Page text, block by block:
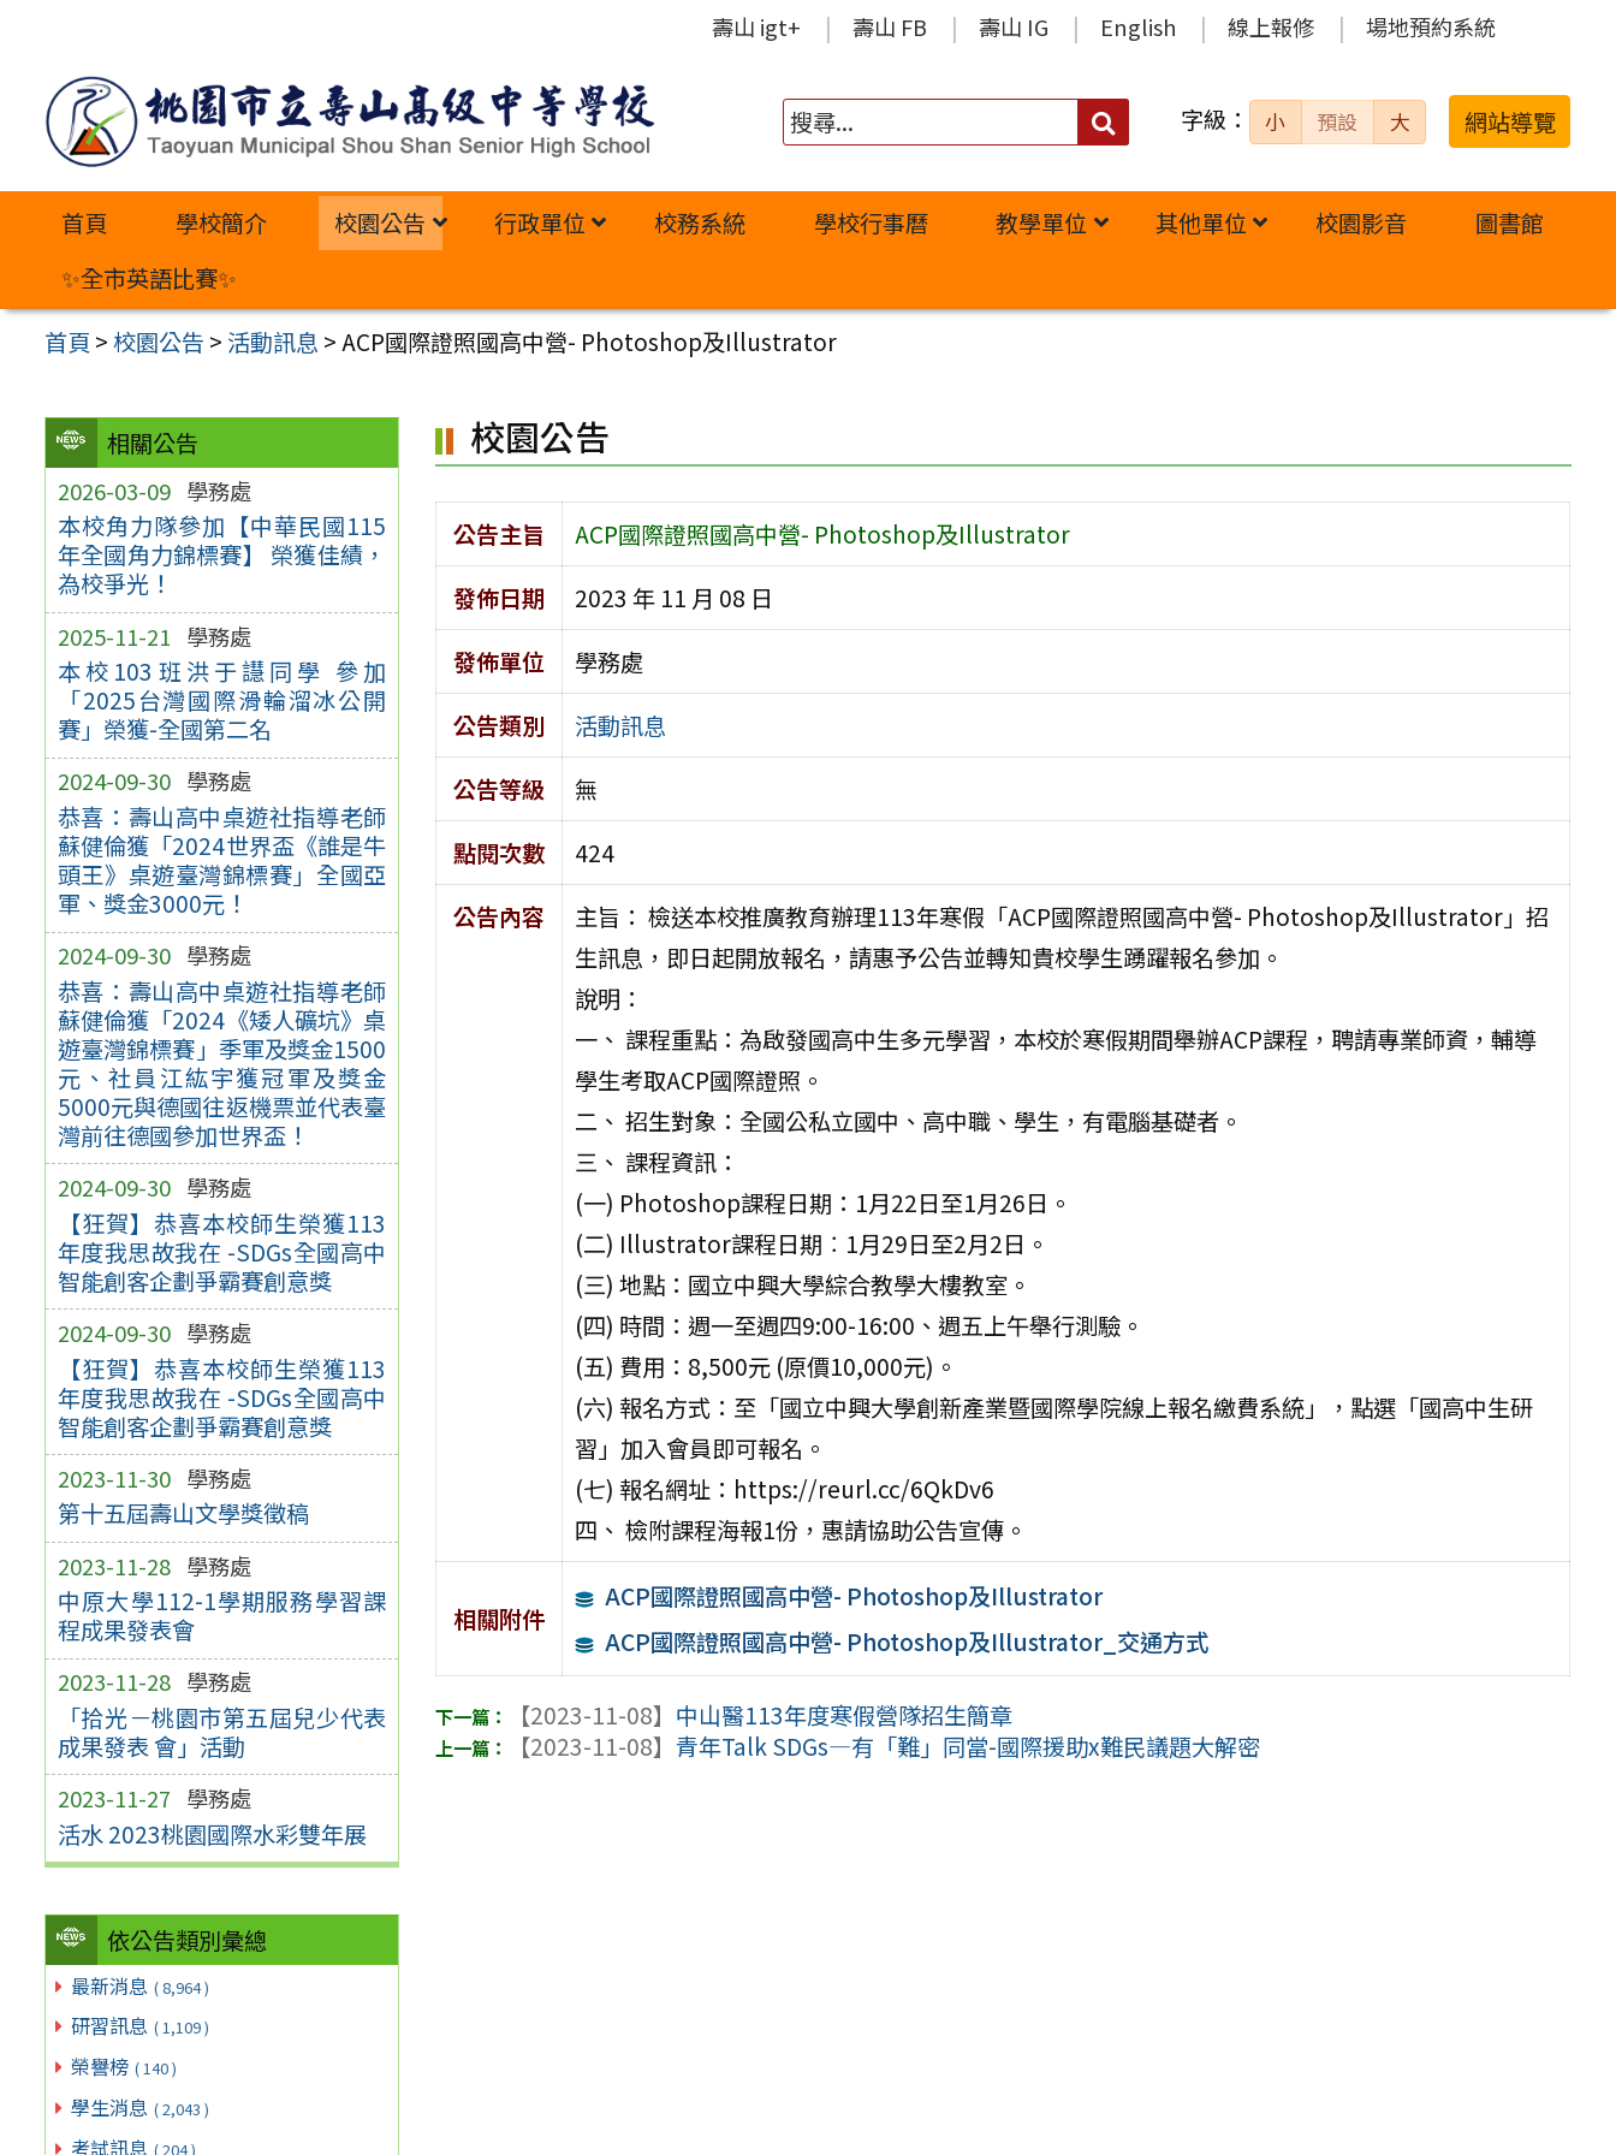
內
壽山 igt+ 壽山 FB 壽山 IG English 線上報修 場地預約系統
搜
字級： 小 預設 大 網站導覽
首頁 學校簡介 校園公告 行政單位 校務系統 學校行事曆 教學單位 其他單位 校園影音
圖書館
✨全市英語比賽✨
首頁 >校園公告 > 活動訊息 >ACP國際證照國高中營- Photoshop及Illustrator
相關公告
2026-03-09 學務處
本校角力隊參加【中華民國115
年全國角力錦標賽】 榮獲佳績，
為校爭光！
2025-11-21 學務處
本校103班洪于譿同學 參加
「2025台灣國際滑輪溜冰公開
賽」榮獲-全國第二名
2024-09-30 學務處
恭喜：壽山高中桌遊社指導老師
蘇健倫獲「2024世界盃《誰是牛
頭王》桌遊臺灣錦標賽」全國亞
軍、獎金3000元！
2024-09-30 學務處
恭喜：壽山高中桌遊社指導老師
蘇健倫獲「2024《矮人礦坑》桌
遊臺灣錦標賽」季軍及獎金1500
元、社員江紘宇獲冠軍及獎金
5000元與德國往返機票並代表臺
灣前往德國參加世界盃！
2024-09-30 學務處
【狂賀】恭喜本校師生榮獲113
年度我思故我在 -SDGs全國高中
智能創客企劃爭霸賽創意獎
2024-09-30 學務處
【狂賀】恭喜本校師生榮獲113
年度我思故我在 -SDGs全國高中
智能創客企劃爭霸賽創意獎
2023-11-30 學務處
第十五屆壽山文學獎徵稿
2023-11-28 學務處
中原大學112-1學期服務學習課
程成果發表會
2023-11-28 學務處
「拾光－桃園市第五屆兒少代表
成果發表 會」活動
2023-11-27 學務處
活水 2023桃園國際水彩雙年展
依公告類別彙總
最新消息 ( 8,964 )
研習訊息 ( 1,109 )
榮譽榜 ( 140 )
學生消息 ( 2,043 )
考試訊息 ( 204 )
校園公告
公告主旨
ACP國際證照國高中營- Photoshop及Illustrator
發佈日期
2023 年 11 月 08 日
發佈單位
學務處
公告類別
活動訊息
公告等級
無
點閱次數
424
公告內容
主旨： 檢送本校推廣教育辦理113年寒假「ACP國際證照國高中營- Photoshop及Illustrator」招
生訊息，即日起開放報名，請惠予公告並轉知貴校學生踴躍報名參加。
說明：
一、 課程重點：為啟發國高中生多元學習，本校於寒假期間舉辦ACP課程，聘請專業師資，輔導
學生考取ACP國際證照。
二、 招生對象：全國公私立國中、高中職、學生，有電腦基礎者。
三、 課程資訊：
(一) Photoshop課程日期：1月22日至1月26日。
(二) Illustrator課程日期︰1月29日至2月2日。
(三) 地點：國立中興大學綜合教學大樓教室。
(四) 時間：週一至週四9:00-16:00、週五上午舉行測驗。
(五) 費用：8,500元 (原價10,000元)。
(六) 報名方式：至「國立中興大學創新產業暨國際學院線上報名繳費系統」，點選「國高中生研
習」加入會員即可報名。
(七) 報名網址：https://reurl.cc/6QkDv6
四、 檢附課程海報1份，惠請協助公告宣傳。
相關附件
ACP國際證照國高中營- Photoshop及Illustrator
ACP國際證照國高中營- Photoshop及Illustrator_交通方式
【2023-11-08】 中山醫113年度寒假營隊招生簡章
【2023-11-08】青年Talk SDGs—有「難」同當-國際援助x難民議題大解密